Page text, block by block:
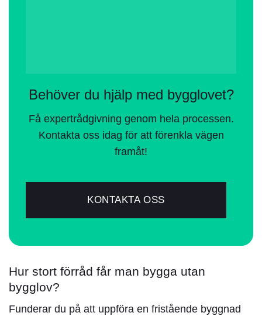
Behöver du hjälp med bygglovet?
Få expertrådgivning genom hela processen.
Kontakta oss idag för att förenkla vägen
framåt!
KONTAKTA OSS
Hur stort förråd får man bygga utan
bygglov?
Funderar du på att uppföra en fristående byggnad